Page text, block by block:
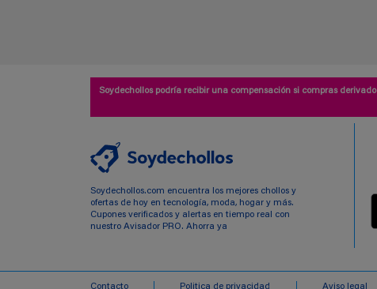
Soydechollos podría recibir una compensación si compras
Soydechollos.com encuentra los mejores chollos y
ofertas de hoy en tecnología, moda, hogar y más.
Cupones verificados y alertas en tiempo real con
nuestro Avisador PRO. Ahorra ya
Contacto Politica de privacidad Aviso legal